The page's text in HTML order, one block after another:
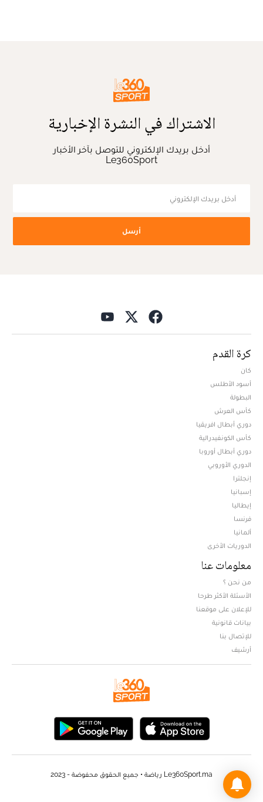
الاشتراك في النشرة الإخبارية
أدخل بريدك الإلكتروني للتوصل بآخر الأخبار
Le360Sport
أرسل
كرة القدم
كان
أسود الأطلس
البطولة
كأس العرش
دوري أبطال افريقيا
كأس الكونفيدرالية
دوري أبطال أوروبا
الدوري الأوروبي
إنجلترا
إسبانيا
إيطاليا
فرنسا
ألمانيا
الدوريات الأخرى
معلومات عنا
من نحن ؟
الأسئلة الأكثر طرحا
للإعلان على موقعنا
بيانات قانونية
للإتصال بنا
أرشيف
Le360Sport.ma رياضة • جميع الحقوق محفوضة - 2023